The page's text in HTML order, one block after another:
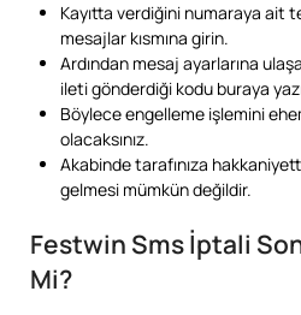
Kayıtta verdiğini numaraya ait
mesajlar kısmına girin.
Ardından mesaj ayarlarına
ileti gönderdiği kodu buraya
Böylece engelleme işlemini
olacaksınız.
Akabinde tarafınıza
gelmesi mümkün değildir.
Festwin Sms İptali
Mi?